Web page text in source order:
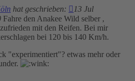
hat geschrieben:
13 Jul
Fahre den Anakee Wild selber ,
mit den Reifen. Bei mir
bei 120 bis 140 Km/h.
"experimentiert"? etwas mehr oder